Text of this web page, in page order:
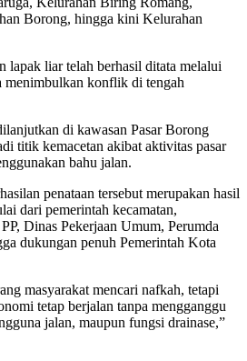
Borong, hingga kini Kelurahan
lapak liar telah berhasil ditata melalui
menimbulkan konflik di tengah
di kawasan Pasar Borong
titik kemacetan akibat aktivitas pasar
bahu jalan.
penataan tersebut merupakan hasil
dari pemerintah kecamatan,
Dinas Pekerjaan Umum, Perumda
dukungan penuh Pemerintah Kota
masyarakat mencari nafkah, tetapi
tetap berjalan tanpa mengganggu
jalan, maupun fungsi drainase,”